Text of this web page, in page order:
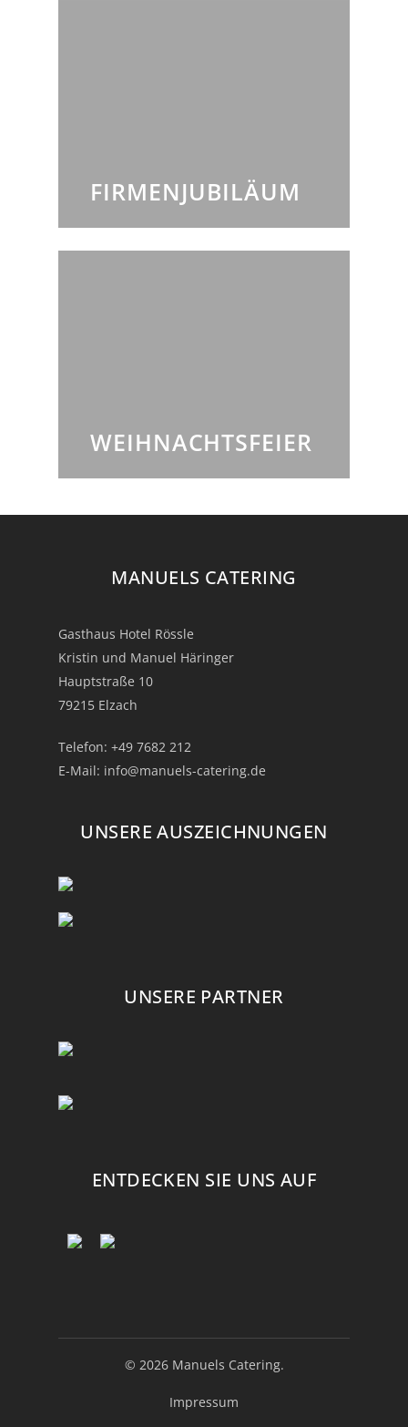
FIRMENJUBILÄUM
WEIHNACHTSFEIER
MANUELS CATERING
Gasthaus Hotel Rössle
Kristin und Manuel Häringer
Hauptstraße 10
79215 Elzach
Telefon: +49 7682 212
E-Mail: info@manuels-catering.de
UNSERE AUSZEICHNUNGEN
UNSERE PARTNER
ENTDECKEN SIE UNS AUF
© 2026 Manuels Catering.
Impressum